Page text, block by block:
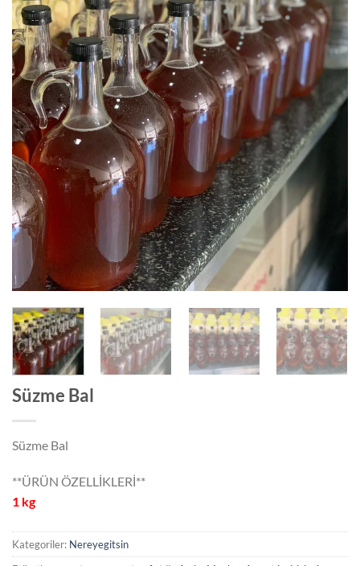
Süzme Bal
Süzme Bal
**ÜRÜN ÖZELLİKLERİ**
1 kg
Kategoriler: Nereyegitsin